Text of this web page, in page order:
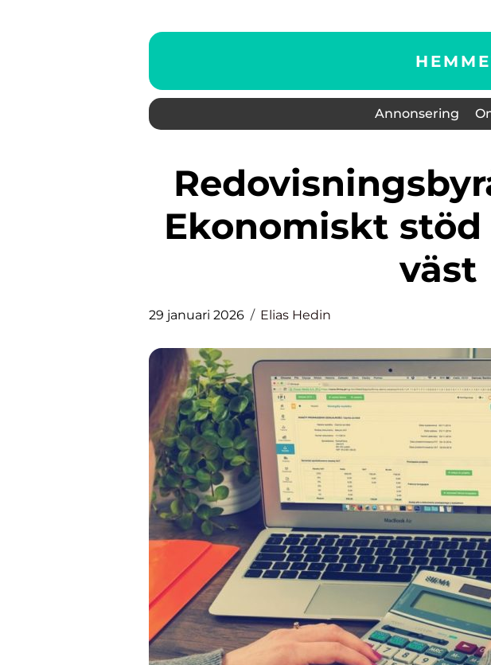
Annonsering
Redovisningsbyrå Göteborg:
Ekonomiskt
väst
29 januari 2026 Elias Hedin